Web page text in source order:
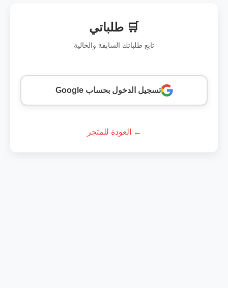
🛒 طلباتي
تابع طلباتك السابقة والحالية
تسجيل الدخول بحساب Google
← العودة للمتجر